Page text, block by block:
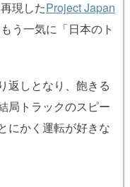
現したProject Japan
う一気に「日本のト
返しとなり、飽きる
局トラックのスピー
にかく運転が好きな